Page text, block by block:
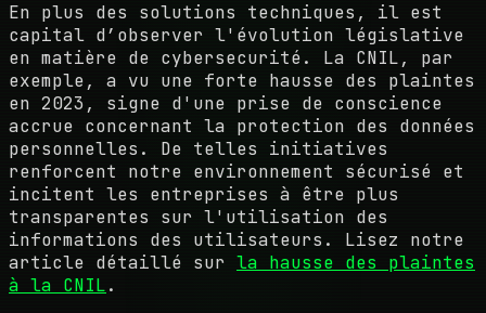
En plus des solutions techniques, il est
capital d’observer l'évolution législative
en matière de cybersecurité. La CNIL, par
exemple, a vu une forte hausse des plaintes
en 2023, signe d'une prise de conscience
accrue concernant la protection des données
personnelles. De telles initiatives
renforcent notre environnement sécurisé et
incitent les entreprises à être plus
transparentes sur l'utilisation des
informations des utilisateurs. Lisez notre
article détaillé sur la hausse des plaintes
à la CNIL.